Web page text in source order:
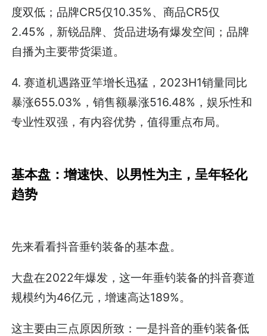
度双低；品牌CR5仅10.35%、商品CR5仅
2.45%，新锐品牌、货品进场有爆发空间；品牌
自播为主要带货渠道。
4. 赛道机遇路亚竿增长迅猛，2023H1销量同比
暴涨655.03%，销售额暴涨516.48%，娱乐性和
专业性双强，有内容优势，值得重点布局。
基本盘：增速快、以男性为主，呈年轻化
趋势
先来看看抖音垂钓装备的基本盘。
大盘在2022年爆发，这一年垂钓装备的抖音赛道
规模约为46亿元，增速高达189%。
这主要由三点原因所致：一是抖音的垂钓装备低